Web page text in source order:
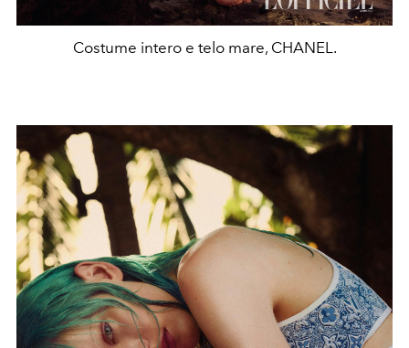
Costume intero e telo mare, CHANEL.